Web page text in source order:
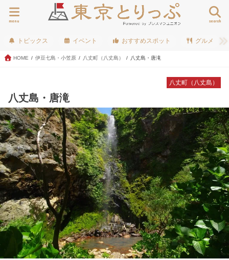
search
menu
トピックス イベント おすすめスポット グルメ
HOME 伊豆七島・小笠原 八丈町（八丈島） 八丈島・唐滝
八丈町（八丈島）
八丈島・唐滝